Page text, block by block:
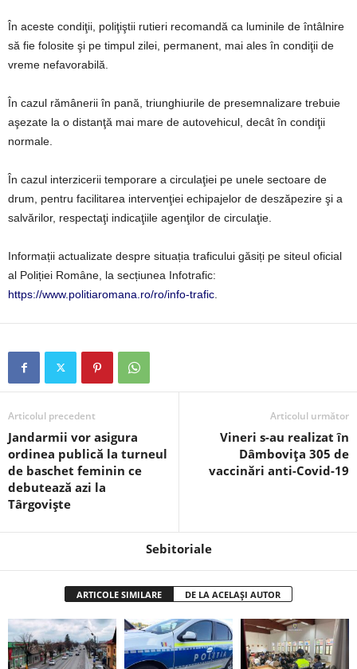
În aceste condiţii, poliţiştii rutieri recomandă ca luminile de întâlnire
să fie folosite şi pe timpul zilei, permanent, mai ales în condiţii de
vreme nefavorabilă.
În cazul rămânerii în pană, triunghiurile de presemnalizare trebuie
aşezate la o distanţă mai mare de autovehicul, decât în condiţii
normale.
În cazul interzicerii temporare a circulaţiei pe unele sectoare de
drum, pentru facilitarea intervenţiei echipajelor de deszăpezire şi a
salvărilor, respectaţi indicaţiile agenţilor de circulaţie.
Informații actualizate despre situația traficului găsiți pe siteul oficial
al Poliției Române, la secțiunea Infotrafic:
https://www.politiaromana.ro/ro/info-trafic
Articolul precedent
Jandarmii vor asigura
ordinea publică la turneul
de baschet feminin ce
debutează azi la
Târgoviște
Articolul următor
Vineri s-au realizat în
Dâmbovița 305 de
vaccinări anti-Covid-19
Sebitoriale
ARTICOLE SIMILARE DE LA ACELAȘI AUTOR